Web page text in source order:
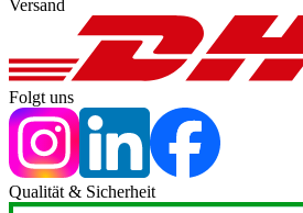
Versand
Folgt uns
Qualität & Sicherheit